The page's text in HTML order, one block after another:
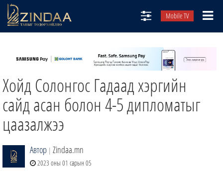
Mobile TV
ТВ8
ӨГЛӨӨНИЙ СОНИН
АУДИО ЗОХИОЛ
ЗИНДАА СЭТГҮҮЛ
Хойд Солонгос Гадаад хэргийн
сайд асан болон 4-5 дипломатыг
цаазалжээ
Автор | Zindaa.mn
2023 оны 01 сарын 05